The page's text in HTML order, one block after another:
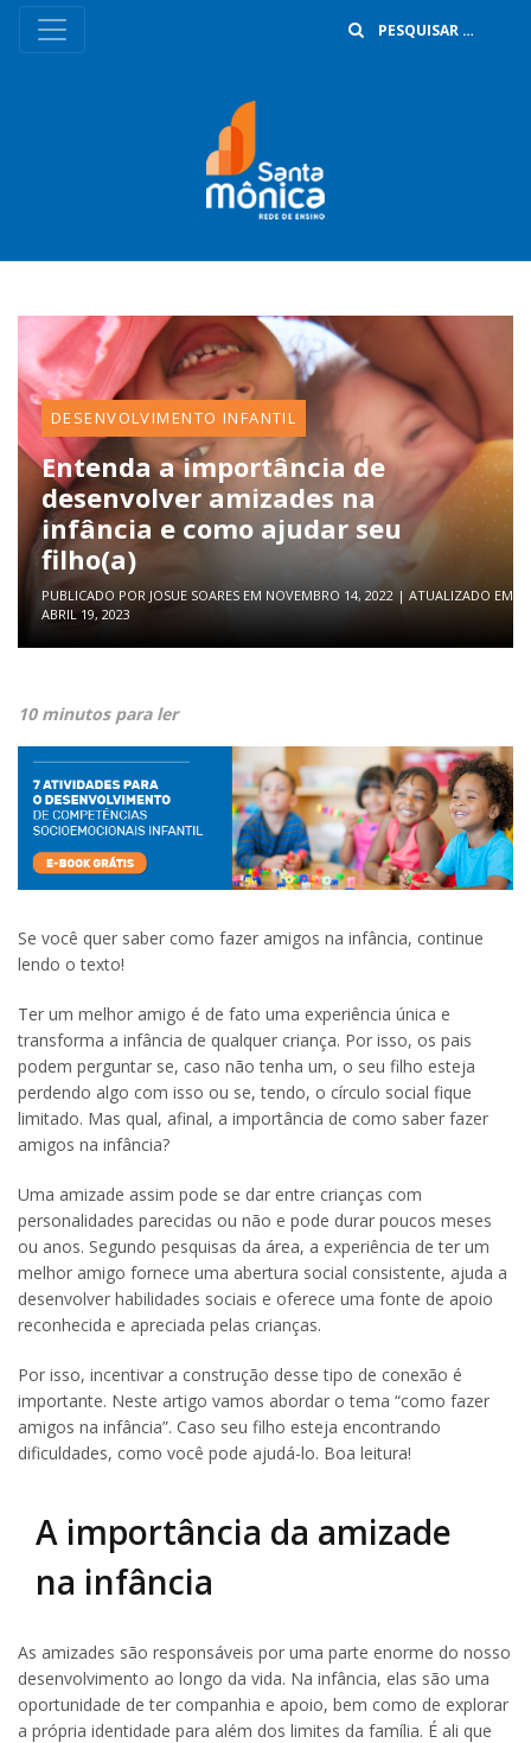
DESENVOLVIMENTO INFANTIL
Entenda a importância de
desenvolver amizades na
infância e como ajudar seu
filho(a)
PUBLICADO POR JOSUE SOARES EM NOVEMBRO 14, 2022 | ATUALIZADO EM
ABRIL 19, 2023
10 minutos para ler
Se você quer saber como fazer amigos na infância, continue
lendo o texto!
Ter um melhor amigo é de fato uma experiência única e
transforma a infância de qualquer criança. Por isso, os pais
podem perguntar se, caso não tenha um, o seu filho esteja
perdendo algo com isso ou se, tendo, o círculo social fique
limitado. Mas qual, afinal, a importância de como saber fazer
amigos na infância?
Uma amizade assim pode se dar entre crianças com
personalidades parecidas ou não e pode durar poucos meses
ou anos. Segundo pesquisas da área, a experiência de ter um
melhor amigo fornece uma abertura social consistente, ajuda a
desenvolver habilidades sociais e oferece uma fonte de apoio
reconhecida e apreciada pelas crianças.
Por isso, incentivar a construção desse tipo de conexão é
importante. Neste artigo vamos abordar o tema “como fazer
amigos na infância”. Caso seu filho esteja encontrando
dificuldades, como você pode ajudá-lo. Boa leitura!
A importância da amizade
na infância
As amizades são responsáveis por uma parte enorme do nosso
desenvolvimento ao longo da vida. Na infância, elas são uma
oportunidade de ter companhia e apoio, bem como de explorar
a própria identidade para além dos limites da família. É ali que